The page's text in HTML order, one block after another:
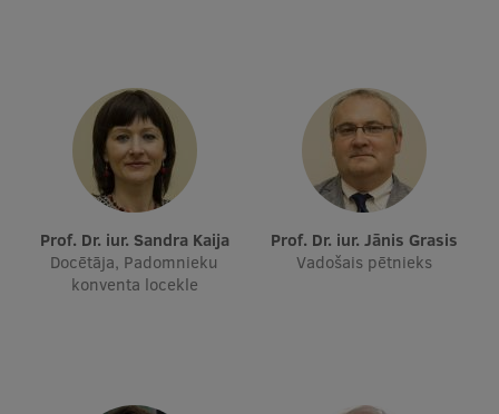
Ilgtspējīga attīstība
Studiju un vides pieejamība
Dati par 2025. gadu
Suvenīri un grāmatas
Prof. Dr. iur. Sandra Kaija
Docētāja, Padomnieku
konventa locekle
Prof. Dr. iur. Jānis Grasis
Vadošais pētnieks